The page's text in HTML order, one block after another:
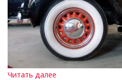
Читать далее